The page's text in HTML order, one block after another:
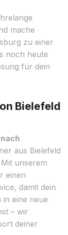
mache
zu einer
noch heute
für dein
Bielefeld
aus Bielefeld
unserem
einen
damit dein
eine neue
– wir
deiner